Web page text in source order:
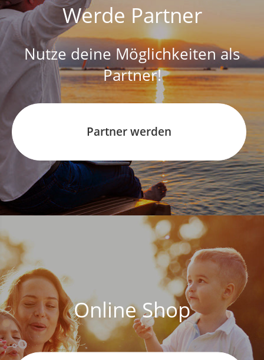
Werde Partner
Nutze deine Möglichkeiten als
Partner!
Partner werden
Online Shop